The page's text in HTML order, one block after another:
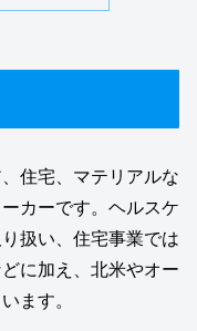
住宅、マテリアルな
カーです。ヘルスケ
扱い、住宅事業では
に加え、北米やオー
ます。